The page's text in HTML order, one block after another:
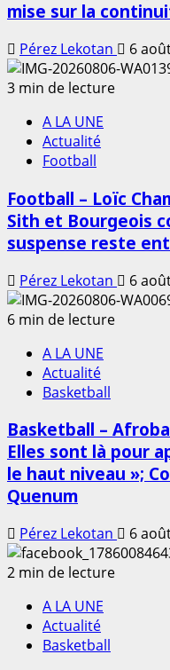
mise sur la
Pérez Lekotan 6
3 min de lecture
A LA UNE
Actualité
Football
Football – Loïc
Sith et Bourgeois
suspense reste
Pérez Lekotan 6
6 min de lecture
A LA UNE
Actualité
Basketball
Basketball –
Elles sont là pour
le haut niveau »;
Quenum
Pérez Lekotan 6
2 min de lecture
A LA UNE
Actualité
Basketball